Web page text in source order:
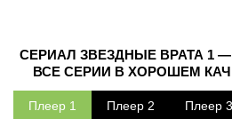
СЕРИАЛ ЗВЕЗДНЫЕ ВРАТА 1
ВСЕ СЕРИИ В ХОРОШЕМ
Плеер 1 Плеер 2 Плеер 3